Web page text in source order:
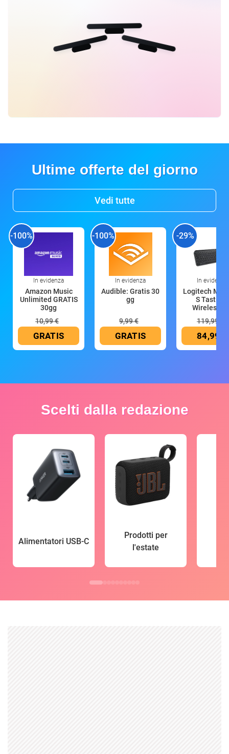
Ultime offerte del giorno
Vedi tutte
-100%
In evidenza
Amazon Music
Unlimited GRATIS
30gg
10,99 €
GRATIS
-100%
In evidenza
Audible: Gratis 30
gg
9,99 €
GRATIS
-29%
In evidenza
Logitech MX
S Tastiera
Wireless
119,99 €
84,99 €
Scelti dalla redazione
Alimentatori USB-C
Prodotti per
l'estate